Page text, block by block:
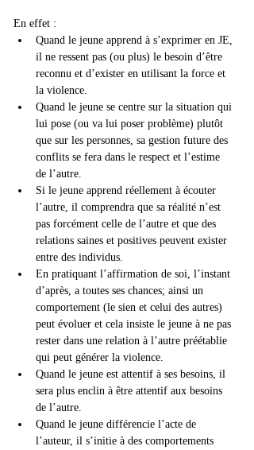
En effet :
Quand le jeune apprend à s’exprimer en JE,
il ne ressent pas (ou plus) le besoin d’être
reconnu et d’exister en utilisant la force et
la violence.
Quand le jeune se centre sur la situation qui
lui pose (ou va lui poser problème) plutôt
que sur les personnes, sa gestion future des
conflits se fera dans le respect et l’estime
de l’autre.
Si le jeune apprend réellement à écouter
l’autre, il comprendra que sa réalité n’est
pas forcément celle de l’autre et que des
relations saines et positives peuvent exister
entre des individus.
En pratiquant l’affirmation de soi, l’instant
d’après, a toutes ses chances; ainsi un
comportement (le sien et celui des autres)
peut évoluer et cela insiste le jeune à ne pas
rester dans une relation à l’autre préétablie
qui peut générer la violence.
Quand le jeune est attentif à ses besoins, il
sera plus enclin à être attentif aux besoins
de l’autre.
Quand le jeune différencie l’acte de
l’auteur, il s’initie à des comportements